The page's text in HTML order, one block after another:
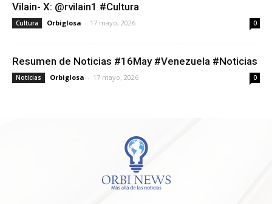
Vilain- X: @rvilain1 #Cultura
Cultura Orbiglosa - 17 mayo, 2026 0
Resumen de Noticias #16May #Venezuela #Noticias
Noticias Orbiglosa - 17 mayo, 2026 0